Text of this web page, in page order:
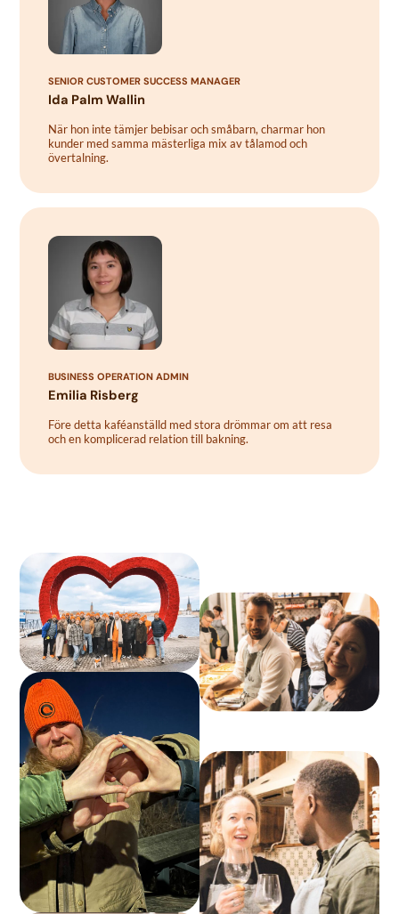
SENIOR CUSTOMER SUCCESS MANAGER
Ida Palm Wallin
När hon inte tämjer bebisar och småbarn, charmar hon
kunder med samma mästerliga mix av tålamod och
övertalning.
BUSINESS OPERATION ADMIN
Emilia Risberg
Före detta kaféanställd med stora drömmar om att resa
och en komplicerad relation till bakning.